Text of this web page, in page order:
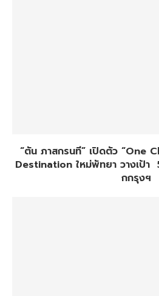
“ตัน ภาสกรนที” เปิดตัว “One
Destination ใหม่พัทยา วางเป้า
กกรุงฯ